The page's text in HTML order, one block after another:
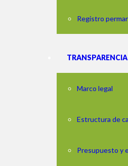
Registro
TRANSPARENCIA
Marco legal
Estructura de
Presupuesto y